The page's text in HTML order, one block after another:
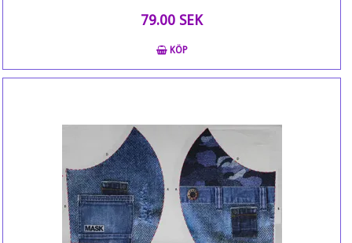
79.00 SEK
KÖP